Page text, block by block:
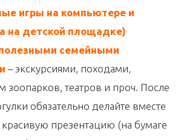
игры на компьютере и
на детской площадке)
семейными
– экскурсиями, походами,
зоопарков, театров и проч. После
обязательно делайте вместе
презентацию (на бумаге